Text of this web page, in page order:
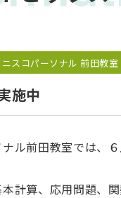
ニスコパーソナル 前田教室
施中
ル前田教室では、
計算、応用問題、